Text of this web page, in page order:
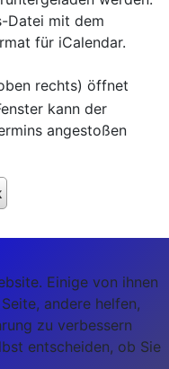
Datei mit dem
für iCalendar.
rechts) öffnet
kann der
angestoßen
Einige von ihnen
andere helfen,
zu verbessern
entscheiden, ob Sie